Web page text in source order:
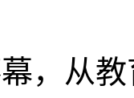
，从